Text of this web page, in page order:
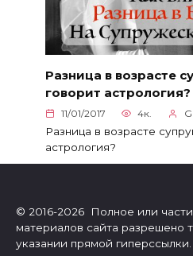
Разница в возрасте
говорит астрология?
11/01/2017 4к.
Разница в возрасте
астрология?
© 2016-2026 Полное или
материалов сайта разрешено
указании прямой гиперссылки.